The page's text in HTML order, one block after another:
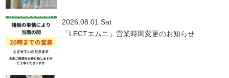
2026.08.01 Sat
「LECTエムニ」営業時間変更のお知らせ